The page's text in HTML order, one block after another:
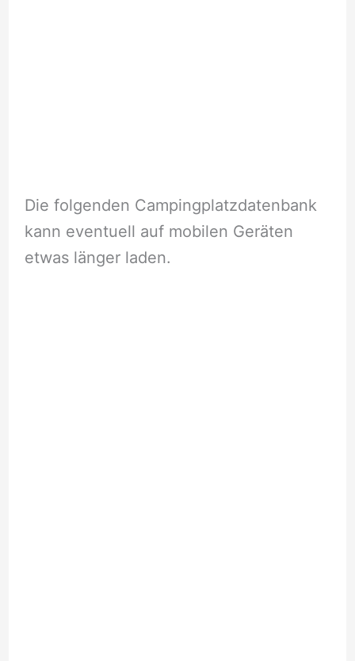
Die folgenden Campingplatzdatenbank
kann eventuell auf mobilen Geräten
etwas länger laden.